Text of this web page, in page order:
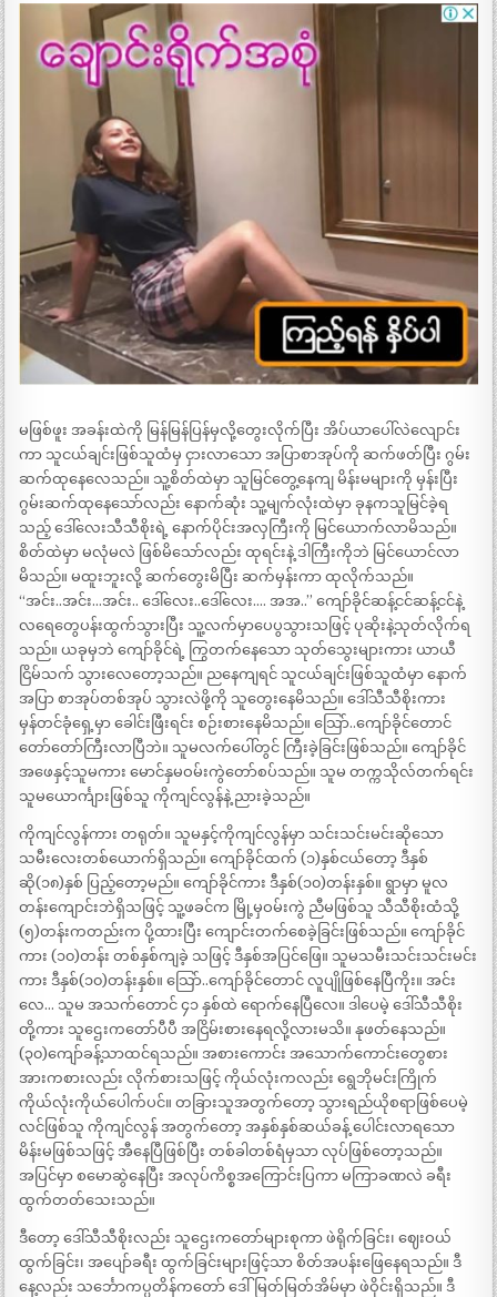
မဖြစ်ဖူး အခန်းထဲကို မြန်မြန်ပြန်မှလို့တွေးလိုက်ပြီး အိပ်ယာပေါ်လဲလျောင်း
ကာ သူငယ်ချင်းဖြစ်သူထံမှ ငှားလာသော အပြာစာအုပ်ကို ဆက်ဖတ်ပြီး ဂွမ်း
ဆက်ထုနေလေသည်။ သူ့စိတ်ထဲမှာ သူမြင်တွေ့နေကျ မိန်းမများကို မှန်းပြီး
ဂွမ်းဆက်ထုနေသော်လည်း နောက်ဆုံး သူ့မျက်လုံးထဲမှာ ခုနကသူမြင်ခဲ့ရ
သည့် ဒေါ်လေးသီသီစိုးရဲ့ နောက်ပိုင်းအလှကြီးကို မြင်ယောက်လာမိသည်။
စိတ်ထဲမှာ မလုံမလဲ ဖြစ်မိသော်လည်း ထုရင်းနဲ့ ဒါကြီးကိုဘဲ မြင်ယောင်လာ
မိသည်။ မထူးဘူးလို့ ဆက်တွေးမိပြီး ဆက်မှန်းကာ ထုလိုက်သည်။
“အင်း..အင်း…အင်း.. ဒေါ်လေး..ဒေါ်လေး…. အအ..” ကျော်ခိုင်ဆန့်ငင်ဆန့်ငင်နဲ့
လရေတွေပန်းထွက်သွားပြီး သူ့လက်မှာပေပွသွားသဖြင့် ပုဆိုးနဲ့သုတ်လိုက်ရ
သည်။ ယခုမှဘဲ ကျော်ခိုင်ရဲ့ ကြွတက်နေသော သုတ်သွေးများကား ယာယီ
ငြိမ်သက် သွားလေတော့သည်။ ညနေကျရင် သူငယ်ချင်းဖြစ်သူထံမှာ နောက်
အပြာ စာအုပ်တစ်အုပ် သွားလဲဖို့ကို သူတွေးနေမိသည်။ ဒေါ်သီသီစိုးကား
မှန်တင်ခုံရှေ့မှာ ခေါင်းဖြီးရင်း စဉ်းစားနေမိသည်။ သြော်..ကျော်ခိုင်တောင်
တော်တော်ကြီးလာပြီဘဲ။ သူမလက်ပေါ်တွင် ကြီးခဲ့ခြင်းဖြစ်သည်။ ကျော်ခိုင်
အဖေနှင့်သူမကား မောင်နှမဝမ်းကွဲတော်စပ်သည်။ သူမ တက္ကသိုလ်တက်ရင်း
သူမယောင်္ကျားဖြစ်သူ ကိုကျင်လွန်နဲ့ ညားခဲ့သည်။
ကိုကျင်လွန်ကား တရုတ်။ သူမနှင့်ကိုကျင်လွန်မှာ သင်းသင်းမင်းဆိုသော
သမီးလေးတစ်ယောက်ရှိသည်။ ကျော်ခိုင်ထက် (၁)နှစ်ငယ်တော့ ဒီနှစ်
ဆို(၁၈)နှစ် ပြည့်တော့မည်။ ကျော်ခိုင်ကား ဒီနှစ်(၁၀)တန်းနှစ်။ ရွာမှာ မူလ
တန်းကျောင်းဘဲရှိသဖြင့် သူ့ဖခင်က မြို့မှဝမ်းကွဲ ညီမဖြစ်သူ သီသီစိုးထံသို့
(၅)တန်းကတည်းက ပို့ထားပြီး ကျောင်းတက်စေခဲ့ခြင်းဖြစ်သည်။ ကျော်ခိုင်
ကား (၁၀)တန်း တစ်နှစ်ကျခဲ့ သဖြင့် ဒီနှစ်အပြင်ဖြေ။ သူမသမီးသင်းသင်းမင်း
ကား ဒီနှစ်(၁၀)တန်းနှစ်။ သြော်..ကျော်ခိုင်တောင် လူပျိုဖြစ်နေပြီကိုး။ အင်း
လေ… သူမ အသက်တောင် ၄၁ နှစ်ထဲ ရောက်နေပြီလေ။ ဒါပေမဲ့ ဒေါ်သီသီစိုး
တို့ကား သူဌေးကတော်ပီပီ အငြိမ်းစားနေရလို့လားမသိ။ နုဖတ်နေသည်။
(၃၀)ကျော်ခန့်သာထင်ရသည်။ အစားကောင်း အသောက်ကောင်းတွေစား
အားကစားလည်း လိုက်စားသဖြင့် ကိုယ်လုံးကလည်း ရွေဘိုမင်းကြိုက်
ကိုယ်လုံးကိုယ်ပေါက်ပင်။ တခြားသူအတွက်တော့ သွားရည်ယိုစရာဖြစ်ပေမဲ့
လင်ဖြစ်သူ ကိုကျင်လွန် အတွက်တော့ အနှစ်နှစ်ဆယ်ခန့် ပေါင်းလာရသော
မိန်းမဖြစ်သဖြင့် အီနေပြီဖြစ်ပြီး တစ်ခါတစ်ရံမှသာ လုပ်ဖြစ်တော့သည်။
အပြင်မှာ စမောဆွဲနေပြီး အလုပ်ကိစ္စအကြောင်းပြကာ မကြာခဏလဲ ခရီး
ထွက်တတ်သေးသည်။
ဒီတော့ ဒေါ်သီသီစိုးလည်း သူဌေးကတော်များစုကာ ဖဲရိုက်ခြင်း၊ ဈေးဝယ်
ထွက်ခြင်း၊ အပျော်ခရီး ထွက်ခြင်းများဖြင့်သာ စိတ်အပန်းဖြေနေရသည်။ ဒီ
နေ့လည်း သင်္ဘောကပ္ပတိန်ကတော် ဒေါ်မြတ်မြတ်အိမ်မှာ ဖဲဝိုင်းရှိသည်။ ဒီ